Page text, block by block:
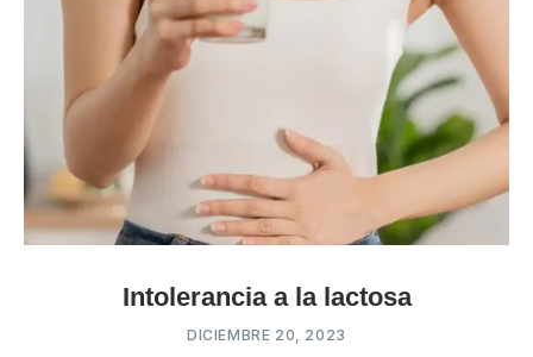
Intolerancia a la lactosa
DICIEMBRE 20, 2023